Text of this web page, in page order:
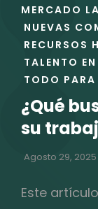
ENLACES
DE
LAS
CATEGORÍAS
MERCADO
NUEVAS
RECURSOS
TALENTO
TODO PARA
¿Qué
su
Agosto 29, 2025
Este